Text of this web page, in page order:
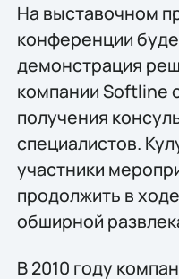
На выставочном
конференции
демонстрация
компании Softline
получения
специалистов.
участники
продолжить в
обширной
В 2010 году